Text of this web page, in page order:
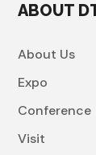
ABOUT
About Us
Expo
Conference
Visit